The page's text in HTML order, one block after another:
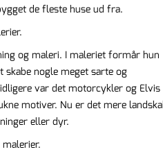
de fleste huse ud fra.
og maleri. I maleriet formår hun
skabe nogle meget sarte og
var det motorcykler og Elvis
motiver. Nu er det mere
eller dyr.